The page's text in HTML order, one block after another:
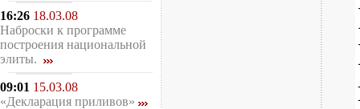
16:26 18.03.08
Наброски к программе
построения национальной
элиты.
09:01 15.03.08
«Декларация приливов»